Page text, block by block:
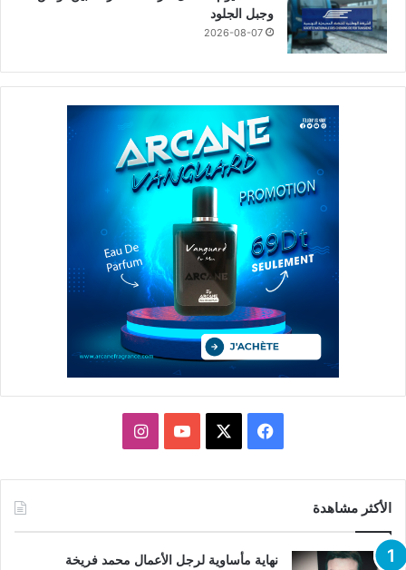
وجبل الجلود
2026-08-07
فيسبوك يوتيوبانستقرام
الأكثر مشاهدة
نهاية مأساوية لرجل الأعمال محمد فريخة